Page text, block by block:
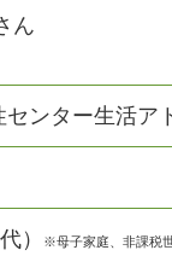
ん
センター生活ア
） ※母子家庭、非課税